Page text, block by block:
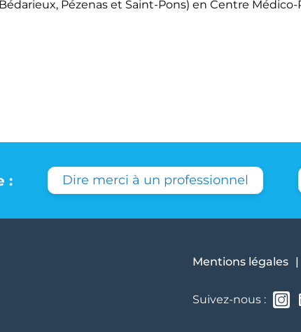
Pézenas et Saint-Pons) en Centre
: Dire merci à un professionnel
Mentions légales
Suivez-nous :